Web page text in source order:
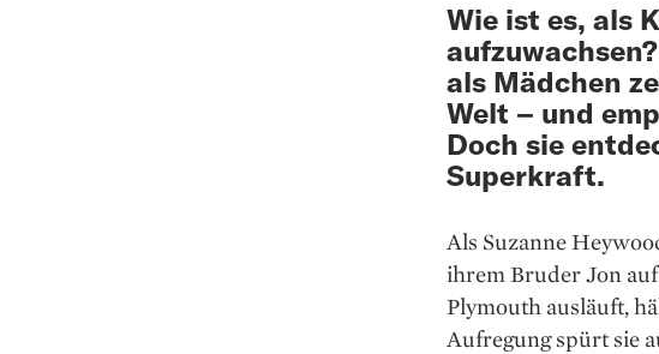
Wie ist es, als
als Mädchen
Welt – und
Doch sie
Superkraft.
Als Suzanne
ihrem Bruder Jon auf
Plymouth ausläuft,
Aufregung spürt sie